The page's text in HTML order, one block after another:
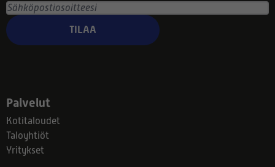
TILAA
Palvelut
Kotitaloudet
Taloyhtiöt
Yritykset